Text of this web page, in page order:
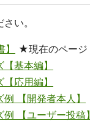
い。
★現在のページ
基本編】
応用編】
【開発者本人】
【ユーザー投稿】